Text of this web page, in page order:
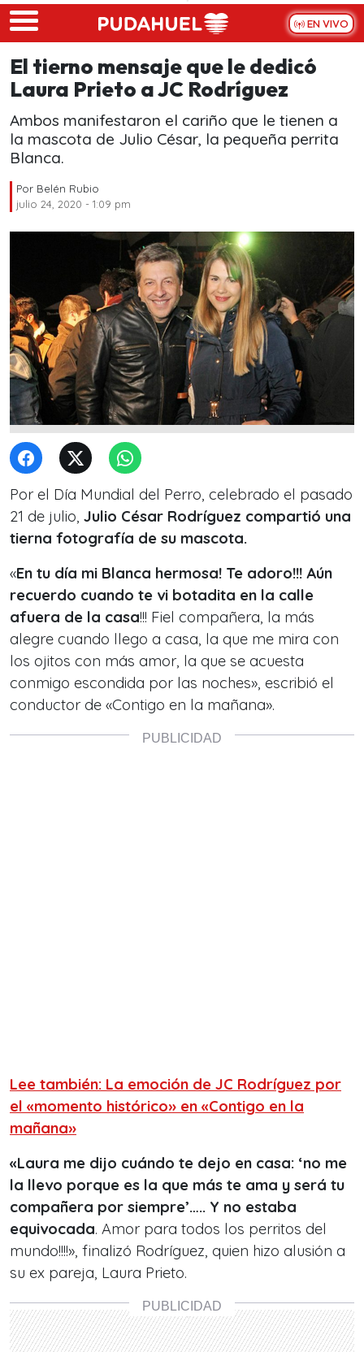
Skip to main content
EN VIVO
El tierno mensaje que le dedicó
Laura Prieto a JC Rodríguez
Ambos manifestaron el cariño que le tienen a
la mascota de Julio César, la pequeña perrita
Blanca.
Por Belén Rubio
julio 24, 2020 - 1:09 pm
Por el Día Mundial del Perro, celebrado el pasado
21 de julio, Julio César Rodríguez compartió una
tierna fotografía de su mascota.
«En tu día mi Blanca hermosa! Te adoro!!! Aún
recuerdo cuando te vi botadita en la calle
afuera de la casa!!! Fiel compañera, la más
alegre cuando llego a casa, la que me mira con
los ojitos con más amor, la que se acuesta
conmigo escondida por las noches», escribió el
conductor de «Contigo en la mañana».
Lee también: La emoción de JC Rodríguez por
el «momento histórico» en «Contigo en la
mañana»
«Laura me dijo cuándo te dejo en casa: ‘no me
la llevo porque es la que más te ama y será tu
compañera por siempre’….. Y no estaba
equivocada. Amor para todos los perritos del
mundo!!!!», finalizó Rodríguez, quien hizo alusión a
su ex pareja, Laura Prieto.